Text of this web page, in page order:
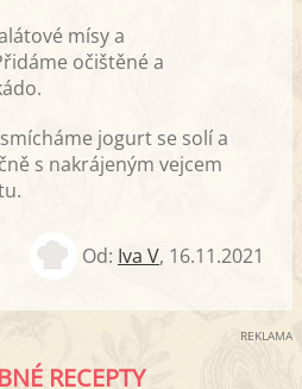
mísy a
očištěné a
jogurt se solí a
s nakrájeným vejcem
Od: Iva V, 16.11.2021
REKLAMA
RECEPTY